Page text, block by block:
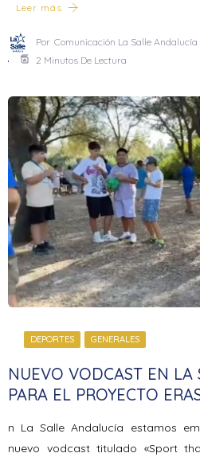
Leer más
Por Comunicación La Salle Andalucía
2 Minutos De Lectura
DEPORTES GENERALES
NUEVO VODCAST EN LA
PARA EL PROYECTO
n La Salle Andalucía estamos
nuevo vodcast titulado «Sport